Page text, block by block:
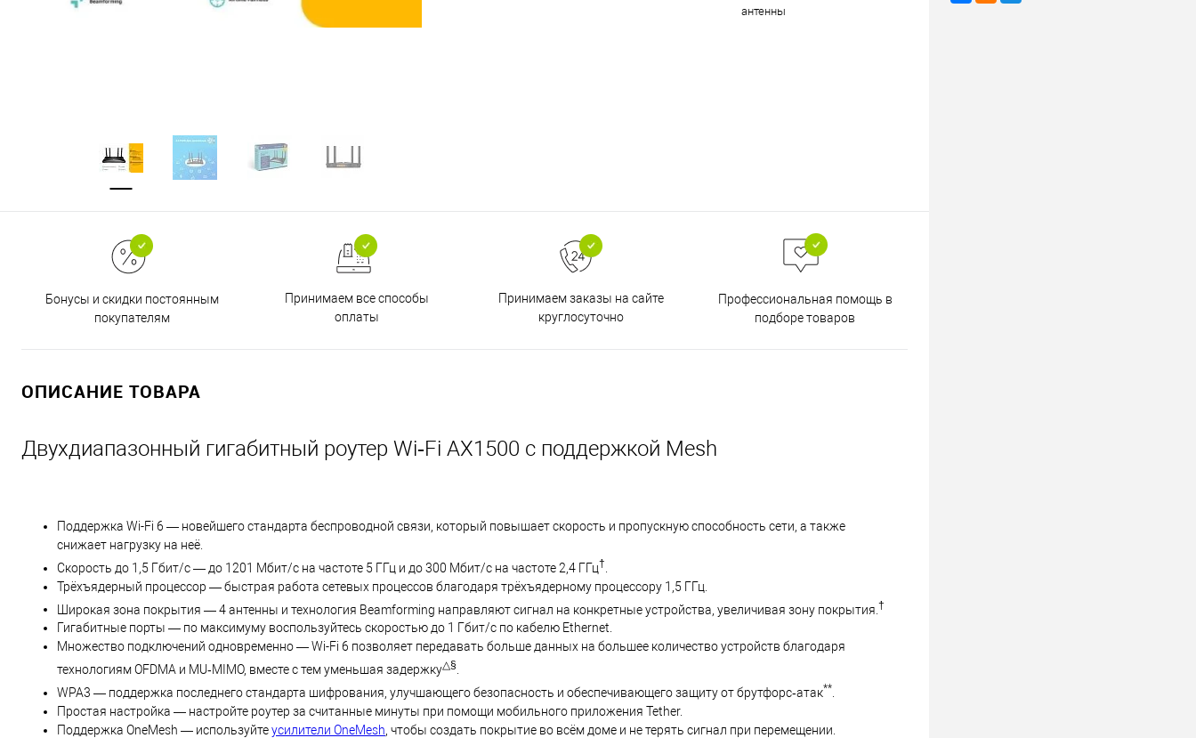
антенны
Бонусы и скидки постоянным
покупателям
Принимаем все способы
оплаты
Принимаем заказы на сайте
круглосуточно
Профессиональная помощь в
подборе товаров
ОПИСАНИЕ ТОВАРА
Двухдиапазонный гигабитный роутер Wi‑Fi AX1500 с поддержкой Mesh
Поддержка Wi-Fi 6 — новейшего стандарта беспроводной связи, который повышает скорость и пропускную способность сети, а также
снижает нагрузку на неё.
Скорость до 1,5 Гбит/с — до 1201 Мбит/с на частоте 5 ГГц и до 300 Мбит/с на частоте 2,4 ГГц†
Трёхъядерный процессор — быстрая работа сетевых процессов благодаря трёхъядерному процессору 1,5 ГГц.
Широкая зона покрытия — 4 антенны и технология Beamforming направляют сигнал на конкретные устройства, увеличивая зону покрытия. †
Гигабитные порты — по максимуму воспользуйтесь скоростью до 1 Гбит/с по кабелю Ethernet.
Множество подключений одновременно — Wi-Fi 6 позволяет передавать больше данных на большее количество устройств благодаря
технологиям OFDMA и MU‑MIMO, вместе с тем уменьшая задержку△§
WPA3 — поддержка последнего стандарта шифрования, улучшающего безопасность и обеспечивающего защиту от брутфорс‑атак**
Простая настройка — настройте роутер за считанные минуты при помощи мобильного приложения Tether.
Поддержка OneMesh — используйтеусилители OneMesh , чтобы создать покрытие во всём доме и не терять сигнал при перемещении.